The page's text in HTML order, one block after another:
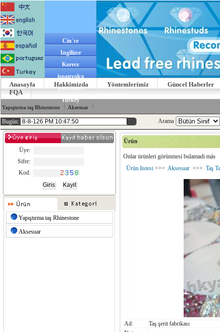
Cin`ce
Ingilizce
Korece
ispanyolca
portekizce
Turkey
Anasayfa Hakkimizda Yöntemlerimiz
Güncel Haberler
FQA
Yapıştırma taş Rhinestone Aksesuar
Bugün: Arama
Üye:
Sifre:
Kod:
Yapıştırma taş Rhinestone
Aksesuar
Ürün
Onlar ürünleri görünmesi bulamadi más
Ürün listesi>>> Aksesuar>>> Taş
Ad:
Taş şerit fabrikası